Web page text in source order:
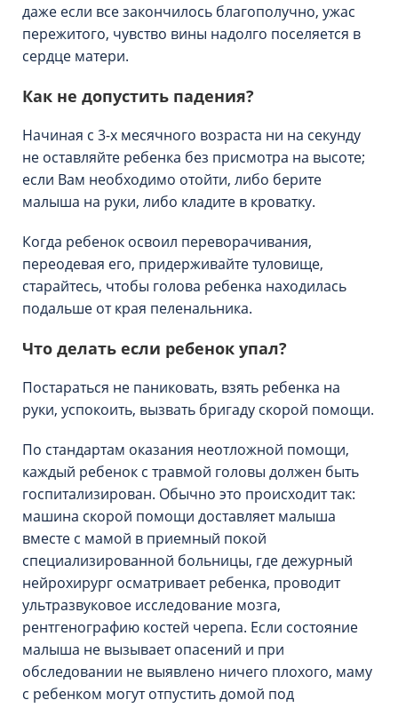
даже если все закончилось благополучно, ужас
пережитого, чувство вины надолго поселяется в
сердце матери.
Как не допустить падения?
Начиная с 3-х месячного возраста ни на секунду
не оставляйте ребенка без присмотра на высоте;
если Вам необходимо отойти, либо берите
малыша на руки, либо кладите в кроватку.
Когда ребенок освоил переворачивания,
переодевая его, придерживайте туловище,
старайтесь, чтобы голова ребенка находилась
подальше от края пеленальника.
Что делать если ребенок упал?
Постараться не паниковать, взять ребенка на
руки, успокоить, вызвать бригаду скорой помощи.
По стандартам оказания неотложной помощи,
каждый ребенок с травмой головы должен быть
госпитализирован. Обычно это происходит так:
машина скорой помощи доставляет малыша
вместе с мамой в приемный покой
специализированной больницы, где дежурный
нейрохирург осматривает ребенка, проводит
ультразвуковое исследование мозга,
рентгенографию костей черепа. Если состояние
малыша не вызывает опасений и при
обследовании не выявлено ничего плохого, маму
с ребенком могут отпустить домой под